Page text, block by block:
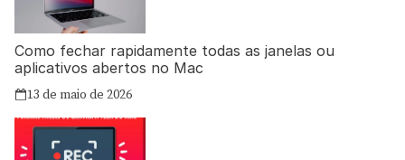
Como fechar rapidamente todas as janelas ou
aplicativos abertos no Mac
13 de maio de 2026